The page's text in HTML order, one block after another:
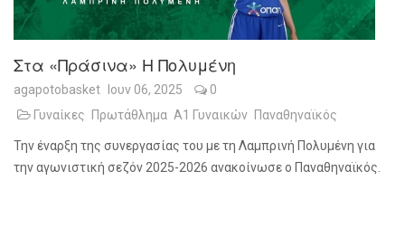
Στα «πράσινα» Η Πολυμένη
agapotobasket Ιουν 06, 2025
0
Γυναίκες
Πρωτάθλημα Α1 Γυναικών Παναθηναϊκός
Την έναρξη της συνεργασίας του με τη Λαμπρινή Πολυμένη για
την αγωνιστική σεζόν 2025-2026 ανακοίνωσε ο Παναθηναϊκός.